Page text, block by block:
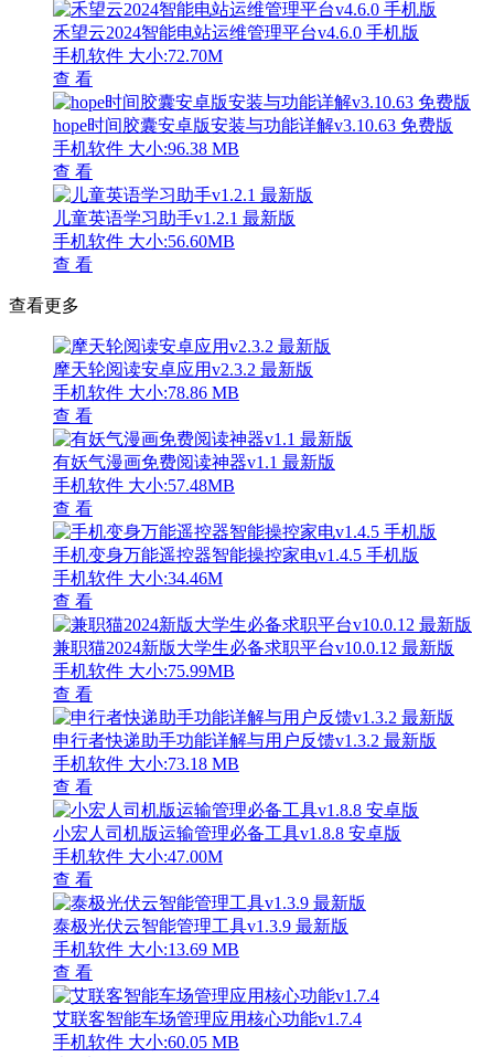
禾望云2024智能电站运维管理平台v4.6.0 手机版
手机软件 大小:72.70M
查 看
hope时间胶囊安卓版安装与功能详解v3.10.63 免费版
手机软件 大小:96.38 MB
查 看
儿童英语学习助手v1.2.1 最新版
手机软件 大小:56.60MB
查 看
查看更多
摩天轮阅读安卓应用v2.3.2 最新版
手机软件 大小:78.86 MB
查 看
有妖气漫画免费阅读神器v1.1 最新版
手机软件 大小:57.48MB
查 看
手机变身万能遥控器智能操控家电v1.4.5 手机版
手机软件 大小:34.46M
查 看
兼职猫2024新版大学生必备求职平台v10.0.12 最新版
手机软件 大小:75.99MB
查 看
申行者快递助手功能详解与用户反馈v1.3.2 最新版
手机软件 大小:73.18 MB
查 看
小宏人司机版运输管理必备工具v1.8.8 安卓版
手机软件 大小:47.00M
查 看
泰极光伏云智能管理工具v1.3.9 最新版
手机软件 大小:13.69 MB
查 看
艾联客智能车场管理应用核心功能v1.7.4
手机软件 大小:60.05 MB